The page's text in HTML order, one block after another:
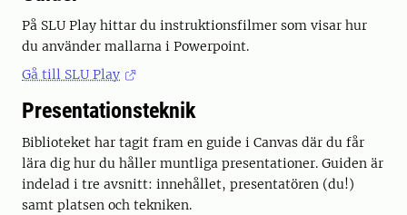
På SLU Play hittar du instruktionsfilmer som visar hur
du använder mallarna i Powerpoint.
Gå till SLU Play
Presentationsteknik
Biblioteket har tagit fram en guide i Canvas där du får
lära dig hur du håller muntliga presentationer. Guiden är
indelad i tre avsnitt: innehållet, presentatören (du!)
samt platsen och tekniken.